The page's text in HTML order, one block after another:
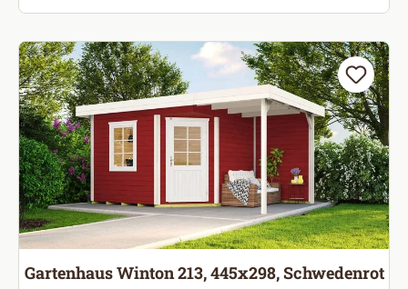
Gartenhaus Winton 213, 445x298, Schwedenrot